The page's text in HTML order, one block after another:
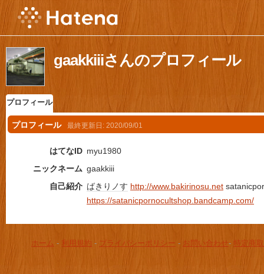
gaakkiiiさんのプロフィール
プロフィール
プロフィール 最終更新日: 2020/09/01
はてなID myu1980
ニックネーム gaakkiii
自己紹介 ばきりノす http://www.bakirinosu.net
https://satanicpornocultshop.bandcamp.com/
ホーム - 利用規約 - プライバシーポリシー - お問い合わせ- 特定商